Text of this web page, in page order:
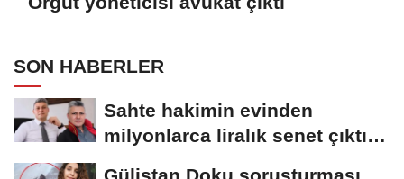
SON HABERLER
Sahte hakimin evinden
milyonlarca liralık senet çıktı:
Gülistan Doku soruşturması…